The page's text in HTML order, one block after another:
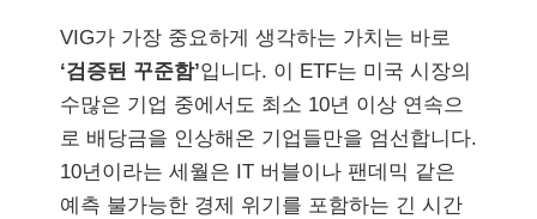
VIG가 가장 중요하게 생각하는 가치는 바로
‘검증된 꾸준함’입니다. 이 ETF는 미국 시장의
수많은 기업 중에서도 최소 10년 이상 연속으
로 배당금을 인상해온 기업들만을 엄선합니다.
10년이라는 세월은 IT 버블이나 팬데믹 같은
예측 불가능한 경제 위기를 포함하는 긴 시간